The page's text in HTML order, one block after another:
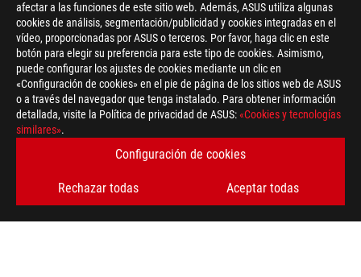
afectar a las funciones de este sitio web. Además, ASUS utiliza algunas
cookies de análisis, segmentación/publicidad y cookies integradas en el
vídeo, proporcionadas por ASUS o terceros. Por favor, haga clic en este
botón para elegir su preferencia para este tipo de cookies. Asimismo,
puede configurar los ajustes de cookies mediante un clic en
«Configuración de cookies» en el pie de página de los sitios web de ASUS
o a través del navegador que tenga instalado. Para obtener información
detallada, visite la Política de privacidad de ASUS:«Cookies y tecnologías
similares».
Configuración de cookies
Rechazar todas Aceptar todas
> GAMING J751JT
OBTÉN LAS ÚLTIMAS OFERTAS Y MÁS